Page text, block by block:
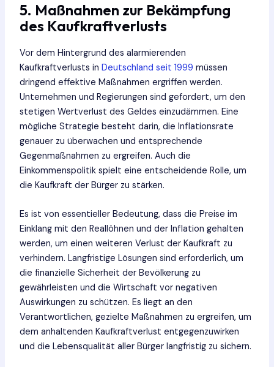
5. Maßnahmen zur Bekämpfung
des Kaufkraftverlusts
Vor dem Hintergrund des alarmierenden
Kaufkraftverlusts in Deutschland seit 1999 müssen
dringend effektive Maßnahmen ergriffen werden.
Unternehmen und Regierungen sind gefordert, um den
stetigen Wertverlust des Geldes einzudämmen. Eine
mögliche Strategie besteht darin, die Inflationsrate
genauer zu überwachen und entsprechende
Gegenmaßnahmen zu ergreifen. Auch die
Einkommenspolitik spielt eine entscheidende Rolle, um
die Kaufkraft der Bürger zu stärken.
Es ist von essentieller Bedeutung, dass die Preise im
Einklang mit den Reallöhnen und der Inflation gehalten
werden, um einen weiteren Verlust der Kaufkraft zu
verhindern. Langfristige Lösungen sind erforderlich, um
die finanzielle Sicherheit der Bevölkerung zu
gewährleisten und die Wirtschaft vor negativen
Auswirkungen zu schützen. Es liegt an den
Verantwortlichen, gezielte Maßnahmen zu ergreifen, um
dem anhaltenden Kaufkraftverlust entgegenzuwirken
und die Lebensqualität aller Bürger langfristig zu sichern.